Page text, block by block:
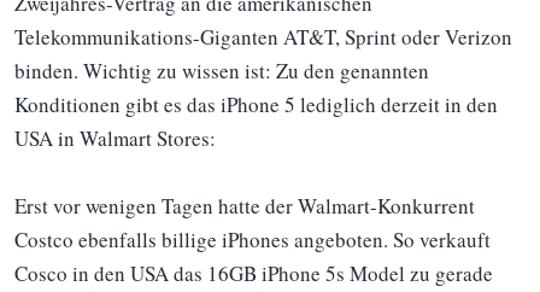
Telekommunikations-Giganten AT&T, Sprint oder Verizon
binden. Wichtig zu wissen ist: Zu den genannten
Konditionen gibt es das iPhone 5 lediglich derzeit in den
USA in Walmart Stores:
Erst vor wenigen Tagen hatte der Walmart-Konkurrent
Costco ebenfalls billige iPhones angeboten. So verkauft
Cosco in den USA das 16GB iPhone 5s Model zu gerade